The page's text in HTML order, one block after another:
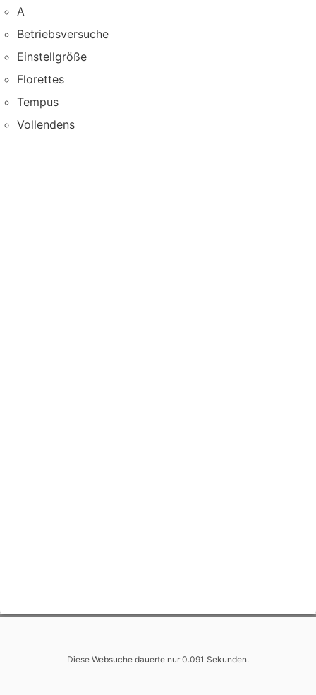
A
Betriebsversuche
Einstellgröße
Florettes
Tempus
Vollendens
Diese Websuche dauerte nur 0.091 Sekunden.